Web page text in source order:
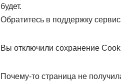
будет.
Обратитесь в поддержку
Вы отключили сохранение
Почему-то страница не